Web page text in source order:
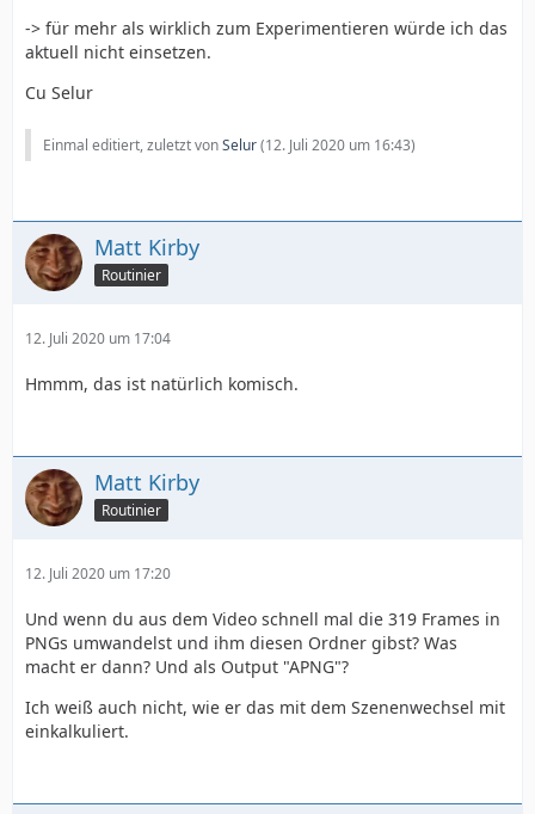
-> für mehr als wirklich zum Experimentieren würde ich das
aktuell nicht einsetzen.
Cu Selur
Einmal editiert, zuletzt vonSelur(12. Juli 2020 um 16:43)
Matt Kirby
Routinier
12. Juli 2020 um 17:04
Hmmm, das ist natürlich komisch.
Matt Kirby
Routinier
12. Juli 2020 um 17:20
Und wenn du aus dem Video schnell mal die 319 Frames in
PNGs umwandelst und ihm diesen Ordner gibst? Was
macht er dann? Und als Output "APNG"?
Ich weiß auch nicht, wie er das mit dem Szenenwechsel mit
einkalkuliert.